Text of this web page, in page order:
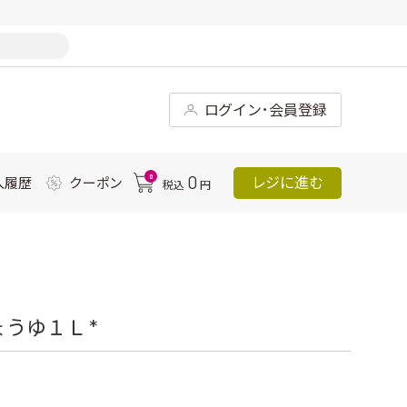
ログイン･会員登録
履歴 クーポン 0
税込 0 円 レジに進む
ゆ１Ｌ *